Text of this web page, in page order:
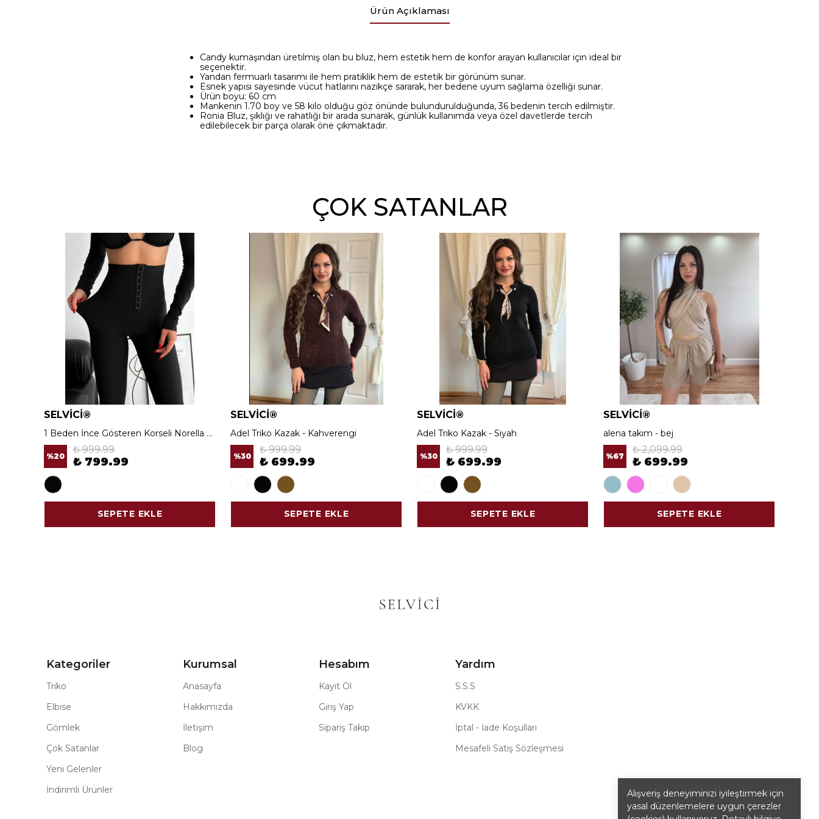
Alışveriş deneyiminizi iyileştirmek için
yasal düzenlemelere uygun çerezler
Ürün Açıklaması
Candy kumaşından üretilmiş olan bu bluz, hem estetik hem de konfor arayan kullanıcılar için ideal bir
seçenektir.
Yandan fermuarlı tasarımı ile hem pratiklik hem de estetik bir görünüm sunar.
Esnek yapısı sayesinde vücut hatlarını nazikçe sararak, her bedene uyum sağlama özelliği sunar.
Ürün boyu: 60 cm
Mankenin 1.70 boy ve 58 kilo olduğu göz önünde bulundurulduğunda, 36 bedenin tercih edilmiştir.
Ronia Bluz, şıklığı ve rahatlığı bir arada sunarak, günlük kullanımda veya özel davetlerde tercih
edilebilecek bir parça olarak öne çıkmaktadır.
ÇOK SATANLAR
SELVİCİ®
1 Beden İnce Gösteren Korseli Norella Tayt
%20
₺ 999.99
₺ 799.99
SEPETE EKLE
SELVİCİ®
Adel Triko Kazak - Kahverengi
%30
₺ 999.99
₺ 699.99
SEPETE EKLE
SELVİCİ®
Adel Triko Kazak - Siyah
%30
₺ 999.99
₺ 699.99
SEPETE EKLE
SELVİCİ®
alena takım - bej
%67
₺ 2,099.99
₺ 699.99
SEPETE EKLE
Kategoriler
Triko
Elbise
Gömlek
Çok Satanlar
Yeni Gelenler
İndirimli Ürünler
Kurumsal
Anasayfa
Hakkımızda
İletişim
Blog
Hesabım
Kayıt Ol
Giriş Yap
Sipariş Takip
Yardım
S.S.S
KVKK
İptal - İade Koşulları
Mesafeli Satış Sözleşmesi